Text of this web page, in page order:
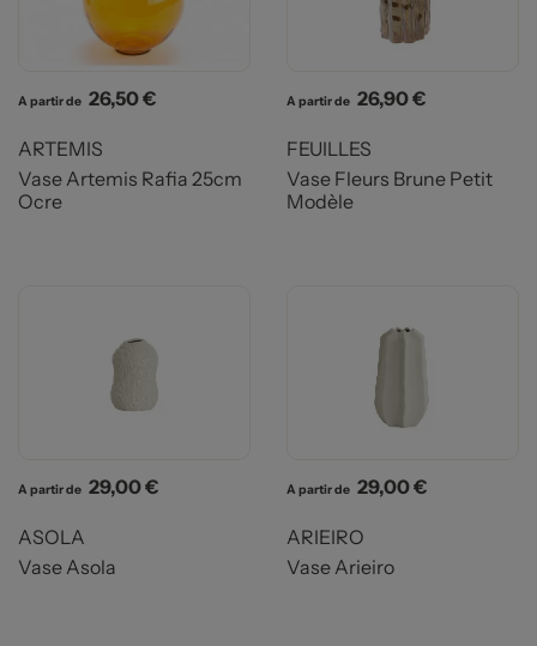
A partir de Prix
26,50 €
ARTEMIS
Vase Artemis Rafia 25cm
Ocre
A partir de Prix
26,90 €
FEUILLES
Vase Fleurs Brune Petit
Modèle
A partir de Prix
29,00 €
ASOLA
Vase Asola
A partir de Prix
29,00 €
ARIEIRO
Vase Arieiro